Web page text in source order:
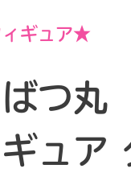
ィギュア★
つ丸
ュア